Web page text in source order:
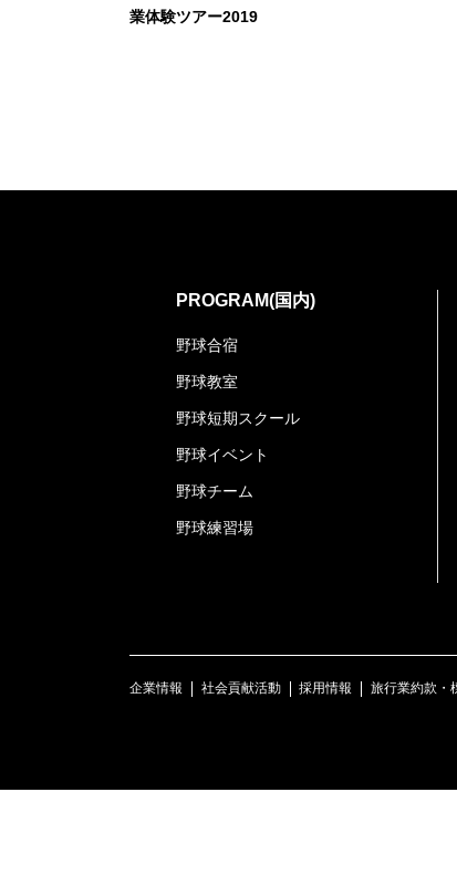
業体験ツアー2019
PROGRAM(国内)
野球合宿
野球教室
野球短期スクール
野球イベント
野球チーム
野球練習場
企業情報 社会貢献活動 採用情報 旅行業約款・